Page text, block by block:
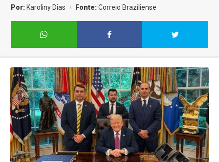
Por: Karoliny Dias Fonte:Correio Braziliense